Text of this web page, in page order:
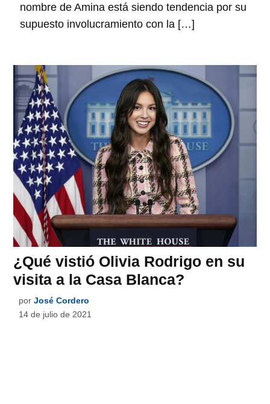
nombre de Amina está siendo tendencia por su
supuesto involucramiento con la […]
¿Qué vistió Olivia Rodrigo en su
visita a la Casa Blanca?
por José Cordero
14 de julio de 2021